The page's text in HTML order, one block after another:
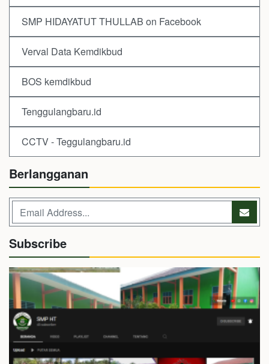
SMP HIDAYATUT THULLAB on Facebook
Verval Data Kemdikbud
BOS kemdikbud
Tenggulangbaru.id
CCTV - Teggulangbaru.id
Berlangganan
Subscribe